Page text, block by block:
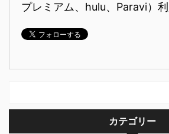
プレミアム、hulu、Paravi）利
カテゴリー